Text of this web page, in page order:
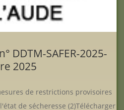
DDTM-SAFER-2025-
2025
de restrictions provisoires
de sécheresse (2)Télécharger